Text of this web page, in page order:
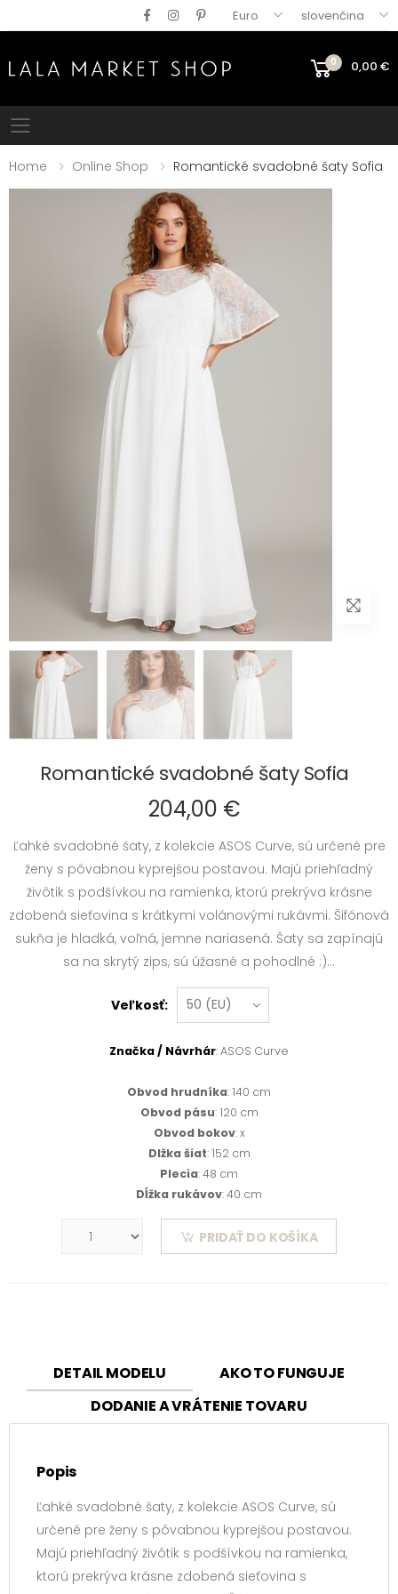
Euro slovenčina
0 0,00 €
Mobile menu
Home Online Shop Romantické svadobné šaty Sofia
Romantické svadobné šaty Sofia
204,00 €
Ľahké svadobné šaty, z kolekcie ASOS Curve, sú určené pre
ženy s pôvabnou kyprejšou postavou. Majú priehľadný
živôtik s podšívkou na ramienka, ktorú prekrýva krásne
zdobená sieťovina s krátkymi volánovými rukávmi. Šifónová
sukňa je hladká, voľná, jemne nariasená. Šaty sa zapínajú
sa na skrytý zips, sú úžasné a pohodlné :)...
Veľkosť:
Značka / Návrhár: ASOS Curve
Obvod hrudníka: 140 cm
Obvod pásu: 120 cm
Obvod bokov: x
Dlžka šiat: 152 cm
Plecia: 48 cm
Dĺžka rukávov: 40 cm
PRIDAŤ DO KOŠÍKA
DETAIL MODELU
AKO TO FUNGUJE
DODANIE A VRÁTENIE TOVARU
Popis
Ľahké svadobné šaty, z kolekcie ASOS Curve, sú
určené pre ženy s pôvabnou kyprejšou postavou.
Majú priehľadný živôtik s podšívkou na ramienka,
ktorú prekrýva krásne zdobená sieťovina s